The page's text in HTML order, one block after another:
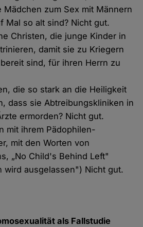
Mädchen zum Sex mit Männern
Mal so alt sind? Nicht gut.
Christen, die junge Kinder in
damit sie zu Kriegern
sind, für ihren Herrn zu
die so stark an die Heiligkeit
dass sie Abtreibungskliniken in
ermorden? Nicht gut.
mit ihrem Pädophilen-
mit den Worten von
„No Child's Behind Left"
wird ausgelassen") Nicht gut.
als Fallstudie